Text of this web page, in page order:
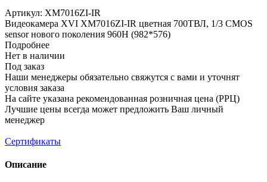
Артикул: XM7016ZI-IR
Видеокамера XVI XМ7016ZI-IR цветная 700ТВЛ, 1/3 CMOS
sensor нового поколения 960H (982*576)
Подробнее
Нет в наличии
Под заказ
Наши менеджеры обязательно свяжутся с вами и уточнят
условия заказа
На сайте указана рекомендованная розничная цена (РРЦ)
Лучшие цены всегда может предложить Ваш личный
менеджер
Сертификаты
Описание